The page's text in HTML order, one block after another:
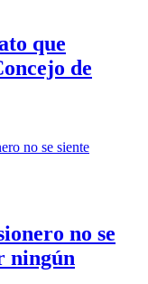
que
de
no se
ningún